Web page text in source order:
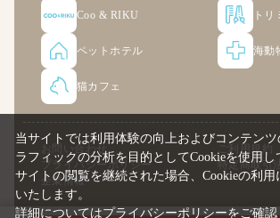
Coo & RIKU トリ
ペットホテル 海動
猫カフェ
お問い合わせ
ご利用規約
プライバシーポリシー
特定商取引
企業情報
当サイトでは利用体験の向上およびコンテンツ
ラフィックの分析を目的としてCookieを使用し
サイトの閲覧を継続された場合、Cookieの利用
いたします。
詳細についてはプライバシーポリシーをご確認